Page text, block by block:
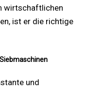
wirtschaftlichen
ist er die richtige
und